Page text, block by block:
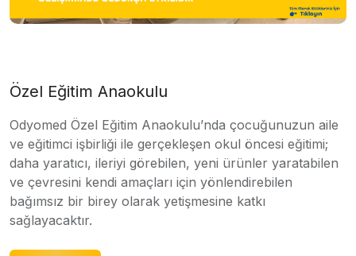
Özel Eğitim Anaokulu
Odyomed Özel Eğitim Anaokulu’nda çocuğunuzun aile
ve eğitimci işbirliği ile gerçekleşen okul öncesi eğitimi;
daha yaratıcı, ileriyi görebilen, yeni ürünler yaratabilen
ve çevresini kendi amaçları için yönlendirebilen
bağımsız bir birey olarak yetişmesine katkı
sağlayacaktır.